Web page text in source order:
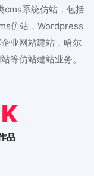
cms系统仿站，包括
仿站，Wordpress
业网站建站，哈尔
等仿站建站业务。
品